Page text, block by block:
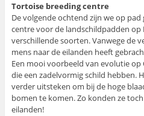
Tortoise breeding centre
De volgende ochtend zijn we op
centre voor de landschildpadden op
verschillende soorten. Vanwege de
mens naar de eilanden heeft
Een mooi voorbeeld van evolutie op
die een zadelvormig schild hebben.
verder uitsteken om bij de hoge
bomen te komen. Zo konden ze
eilanden!